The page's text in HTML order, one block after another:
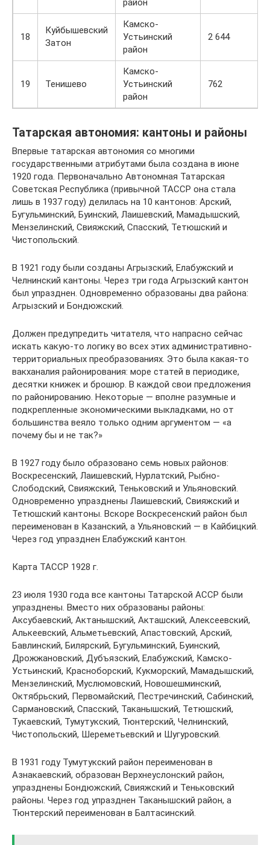
18
Куйбышевский
Затон
Камско-
Устьинский
район
2 644
19 Тенишево
Камско-
Устьинский
район
762
Татарская автономия: кантоны и районы
Впервые татарская автономия со многими
государственными атрибутами была создана в июне
1920 года. Первоначально Автономная Татарская
Советская Республика (привычной ТАССР она стала
лишь в 1937 году) делилась на 10 кантонов: Арский,
Бугульминский, Буинский, Лаишевский, Мамадышский,
Мензелинский, Свияжский, Спасский, Тетюшский и
Чистопольский.
В 1921 году были созданы Агрызский, Елабужский и
Челнинский кантоны. Через три года Агрызский кантон
был упразднен. Одновременно образованы два района:
Агрызский и Бондюжский.
Должен предупредить читателя, что напрасно сейчас
искать какую-то логику во всех этих административно-
территориальных преобразованиях. Это была какая-то
вакханалия районирования: море статей в периодике,
десятки книжек и брошюр. В каждой свои предложения
по районированию. Некоторые — вполне разумные и
подкрепленные экономическими выкладками, но от
большинства веяло только одним аргументом — «а
почему бы и не так?»
В 1927 году было образовано семь новых районов:
Воскресенский, Лаишевский, Нурлатский, Рыбно-
Слободский, Свияжский, Теньковский и Ульяновский.
Одновременно упразднены Лаишевский, Свияжский и
Тетюшский кантоны. Вскоре Воскресенский район был
переименован в Казанский, а Ульяновский — в Кайбицкий.
Через год упразднен Елабужский кантон.
Карта ТАССР 1928 г.
23 июля 1930 года все кантоны Татарской АССР были
упразднены. Вместо них образованы районы:
Аксубаевский, Актанышский, Акташский, Алексеевский,
Алькеевский, Альметьевский, Апастовский, Арский,
Бавлинский, Билярский, Бугульминский, Буинский,
Дрожжановский, Дубъязский, Елабужский, Камско-
Устьинский, Красноборский, Кукморский, Мамадышский,
Мензелинский, Муслюмовский, Новошешминский,
Октябрьский, Первомайский, Пестречинский, Сабинский,
Сармановский, Спасский, Таканышский, Тетюшский,
Тукаевский, Тумутукский, Тюнтерский, Челнинский,
Чистопольский, Шереметьевский и Шугуровский.
В 1931 году Тумутукский район переименован в
Азнакаевский, образован Верхнеуслонский район,
упразднены Бондюжский, Свияжский и Теньковский
районы. Через год упразднен Таканышский район, а
Тюнтерский переименован в Балтасинский.